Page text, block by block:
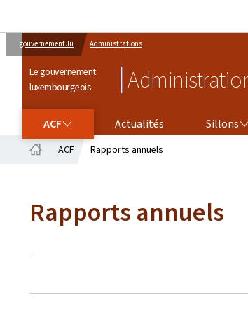
gouvernement.lu Administrations
Le gouvernement
luxembourgeois
ACF Actualités Sillons
ACF Rapports annuels
Rapports annuels